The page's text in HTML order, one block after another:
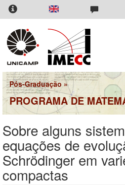
Pular
para
conteúdo
principal
Pós-Graduação »
PROGRAMA DE
Sobre alguns
equações de
Schrödinger em
compactas